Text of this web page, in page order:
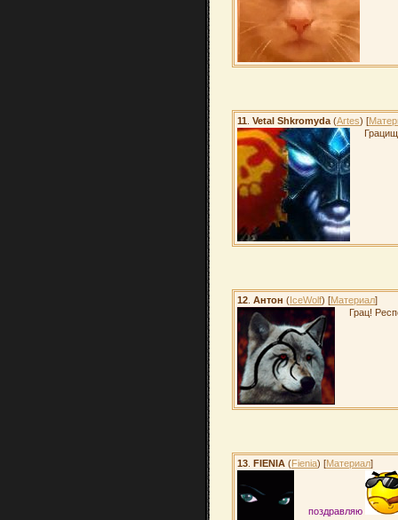
11 Vetal Shkromyda (Artes) [
12 Антон (IceWolf) [Материал]
Грац!
13 FIENIA (Fienia) [Материал]
поздравляю